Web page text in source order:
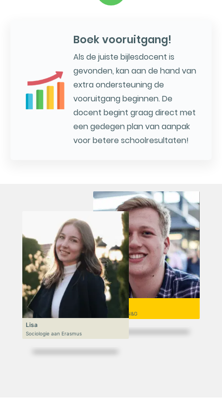
Boek vooruitgang!
Als de juiste bijlesdocent is
gevonden, kan aan de hand van
extra ondersteuning de
vooruitgang beginnen. De
docent begint graag direct met
een gedegen plan van aanpak
voor betere schoolresultaten!
Niek
VWO 6, N&T/N&G
Lisa
Sociologie aan Erasmus